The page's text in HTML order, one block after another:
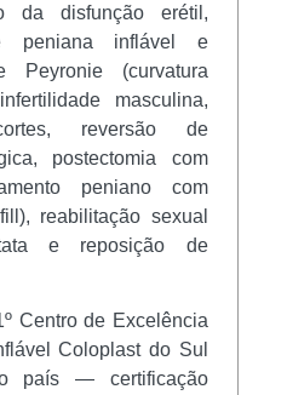
da disfunção erétil,
peniana inflável e
Peyronie (curvatura
masculina,
reversão de
postectomia com
peniano com
reabilitação sexual
e reposição de
Centro de Excelência
Coloplast do Sul
país — certificação